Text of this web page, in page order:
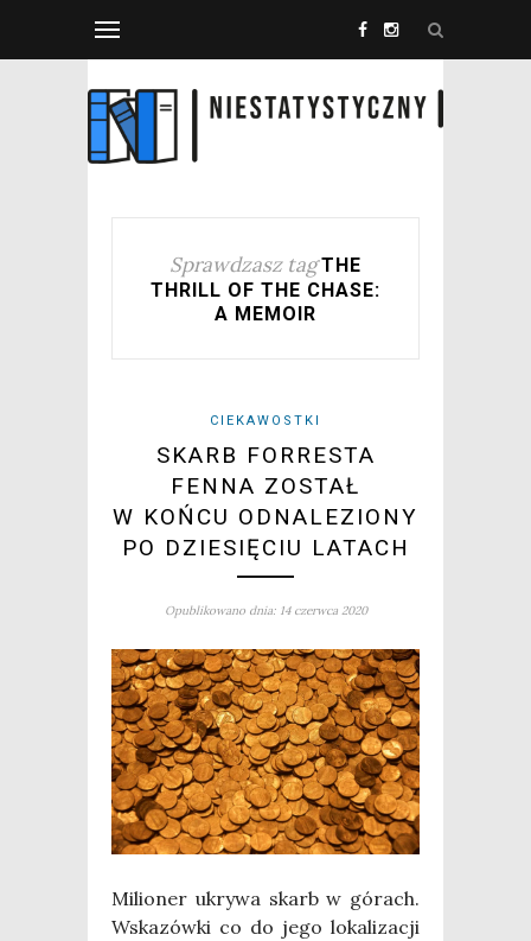
Sprawdzasz tag THE
THRILL OF THE CHASE:
A MEMOIR
CIEKAWOSTKI
SKARB FORRESTA
FENNA ZOSTAŁ
W KOŃCU ODNALEZIONY
PO DZIESIĘCIU LATACH
Opublikowano dnia: 14 czerwca 2020
Milio­ner ukry­wa skarb w górach.
Wska­zów­ki co do jego loka­li­za­cji